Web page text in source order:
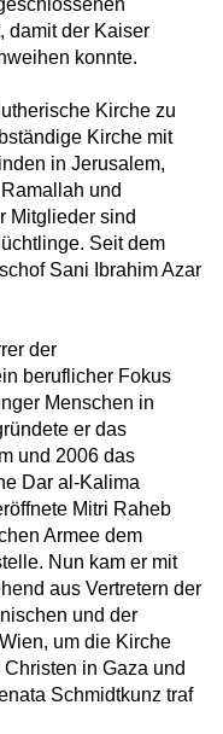
damit der Kaiser
konnte.
Kirche zu
Kirche mit
in Jerusalem,
und
Mitglieder sind
Seit dem
Sani Ibrahim Azar
der
beruflicher Fokus
Menschen in
er das
und 2006 das
Dar al-Kalima
Mitri Raheb
Armee dem
Nun kam er mit
aus Vertretern der
und der
um die Kirche
in Gaza und
Schmidtkunz traf